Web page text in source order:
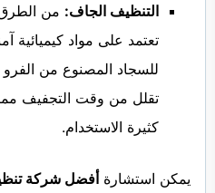
التنظيف الجاف: من الطرق
تعتمد على مواد كيميائية
للسجاد المصنوع من الفرو
تقلل من وقت التجفيف مما
كثيرة الاستخدام.
يمكن استشارةأفضل شركة